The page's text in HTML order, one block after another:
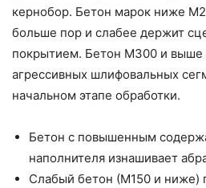
кернобор. Бетон марок ниже
больше пор и слабее держит
покрытием. Бетон М300 и выше
агрессивных шлифовальных
начальном этапе обработки.
Бетон с повышенным
наполнителя изнашивает
Слабый бетон (М150 и ниже)